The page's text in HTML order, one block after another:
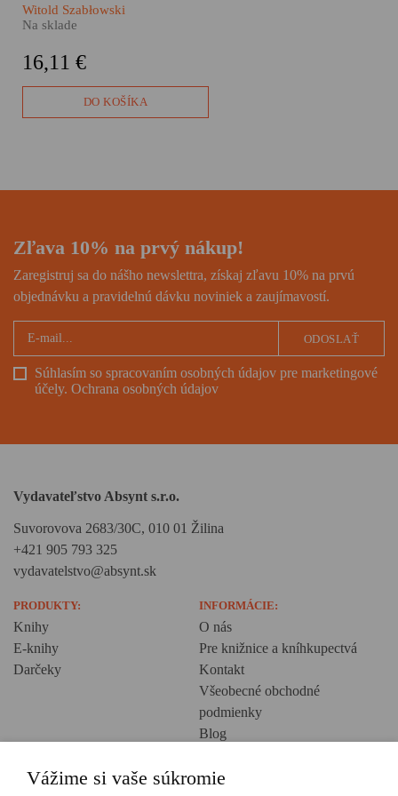
nesmerovali desaťtisíce
Slovákov ročne. Ak patríte
v kufri nemala chýbať kniha
Witold Szabłowski
Na sklade
16,11 €
DO KOŠÍKA
Zľava 10% na prvý nákup!
Zaregistruj sa do nášho newslettra, získaj zľavu 10% na prvú
objednávku a pravidelnú dávku noviniek a zaujímavostí.
Súhlasím so spracovaním osobných údajov pre marketingové
účely. Ochrana osobných údajov
ODOSLAŤ
Vydavateľstvo Absynt s.r.o.
Suvorovova 2683/30C, 010 01 Žilina
+421 905 793 325
vydavatelstvo@absynt.sk
PRODUKTY:
Knihy
E-knihy
Darčeky
INFORMÁCIE:
O nás
Pre knižnice a kníhkupectvá
Kontakt
Všeobecné obchodné
podmienky
Blog
Creative Europe
Vážime si vaše súkromie